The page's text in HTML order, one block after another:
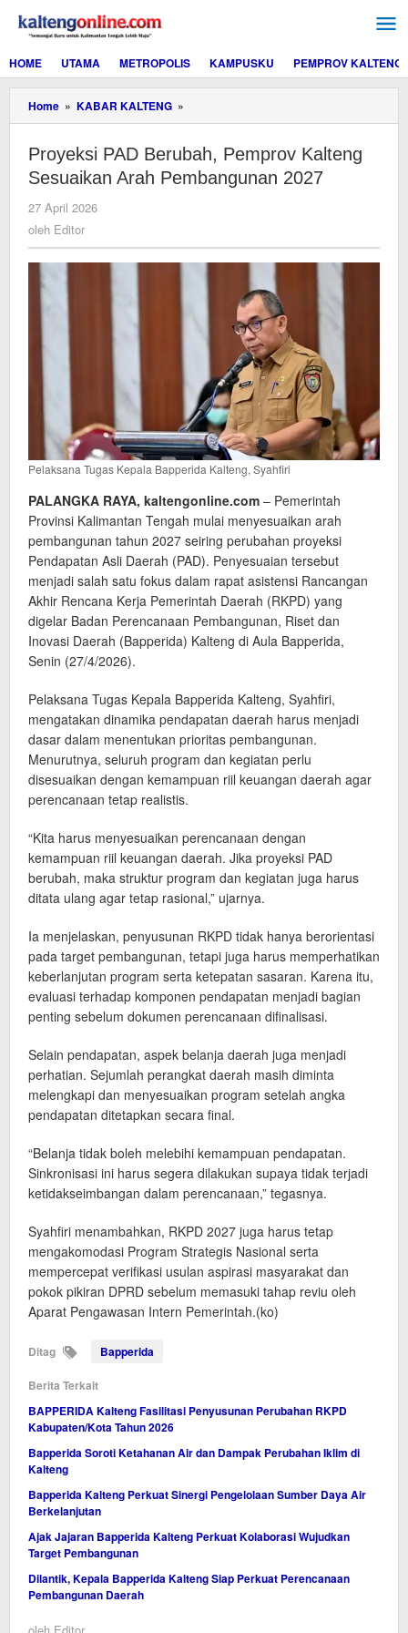
konten
HOME
UTAMA METROPOLIS KAMPUSKU PEMPROV KALTENG
Home » KABAR KALTENG »
PAD
Pemprov
Kalteng
Sesuaikan
Proyeksi PAD Berubah, Pemprov Kalteng
Sesuaikan Arah Pembangunan 2027
27 April 2026
oleh Editor
Pelaksana Tugas Kepala Bapperida Kalteng, Syahfiri
PALANGKA RAYA, kaltengonline.com – Pemerintah
Provinsi Kalimantan Tengah mulai menyesuaikan arah
pembangunan tahun 2027 seiring perubahan proyeksi
Pendapatan Asli Daerah (PAD). Penyesuaian tersebut
menjadi salah satu fokus dalam rapat asistensi Rancangan
Akhir Rencana Kerja Pemerintah Daerah (RKPD) yang
digelar Badan Perencanaan Pembangunan, Riset dan
Inovasi Daerah (Bapperida) Kalteng di Aula Bapperida,
Senin (27/4/2026).
Pelaksana Tugas Kepala Bapperida Kalteng, Syahfiri,
mengatakan dinamika pendapatan daerah harus menjadi
dasar dalam menentukan prioritas pembangunan.
Menurutnya, seluruh program dan kegiatan perlu
disesuaikan dengan kemampuan riil keuangan daerah agar
perencanaan tetap realistis.
“Kita harus menyesuaikan perencanaan dengan
kemampuan riil keuangan daerah. Jika proyeksi PAD
berubah, maka struktur program dan kegiatan juga harus
ditata ulang agar tetap rasional,” ujarnya.
Ia menjelaskan, penyusunan RKPD tidak hanya berorientasi
pada target pembangunan, tetapi juga harus memperhatikan
keberlanjutan program serta ketepatan sasaran. Karena itu,
evaluasi terhadap komponen pendapatan menjadi bagian
penting sebelum dokumen perencanaan difinalisasi.
Selain pendapatan, aspek belanja daerah juga menjadi
perhatian. Sejumlah perangkat daerah masih diminta
melengkapi dan menyesuaikan program setelah angka
pendapatan ditetapkan secara final.
“Belanja tidak boleh melebihi kemampuan pendapatan.
Sinkronisasi ini harus segera dilakukan supaya tidak terjadi
ketidakseimbangan dalam perencanaan,” tegasnya.
Syahfiri menambahkan, RKPD 2027 juga harus tetap
mengakomodasi Program Strategis Nasional serta
mempercepat verifikasi usulan aspirasi masyarakat dan
pokok pikiran DPRD sebelum memasuki tahap reviu oleh
Aparat Pengawasan Intern Pemerintah.(ko)
Ditag Bapperida
Berita Terkait
BAPPERIDA Kalteng Fasilitasi Penyusunan Perubahan RKPD
Kabupaten/Kota Tahun 2026
Bapperida Soroti Ketahanan Air dan Dampak Perubahan Iklim di
Kalteng
Bapperida Kalteng Perkuat Sinergi Pengelolaan Sumber Daya Air
Berkelanjutan
Ajak Jajaran Bapperida Kalteng Perkuat Kolaborasi Wujudkan
Target Pembangunan
Dilantik, Kepala Bapperida Kalteng Siap Perkuat Perencanaan
Pembangunan Daerah
oleh Editor